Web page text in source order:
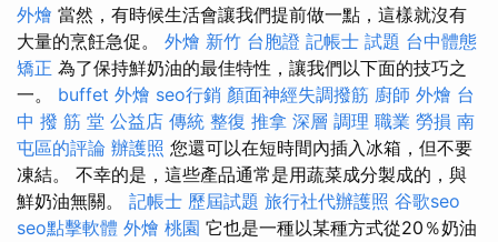
外燴 當然，有時候生活會讓我們提前做一點，這樣就沒有
大量的烹飪急促。 外燴 新竹 台胞證 記帳士 試題 台中體態
矯正 為了保持鮮奶油的最佳特性，讓我們以下面的技巧之
一。 buffet 外燴 seo行銷 顏面神經失調撥筋 廚師 外燴 台
中 撥 筋 堂 公益店 傳統 整復 推拿 深層 調理 職業 勞損 南
屯區的評論 辦護照 您還可以在短時間內插入冰箱，但不要
凍結。 不幸的是，這些產品通常是用蔬菜成分製成的，與
鮮奶油無關。 記帳士 歷屆試題 旅行社代辦護照 谷歌seo
seo點擊軟體 外燴 桃園 它也是一種以某種方式從20％奶油